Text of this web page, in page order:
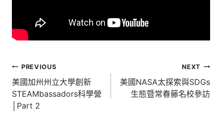
文
章
導
PREVIOUS
美國加州州立大學創新
STEAMbassadors科學營
│Part 2
NEXT
美國NASA太探索與SDGs
生態暨常春藤名校參訪